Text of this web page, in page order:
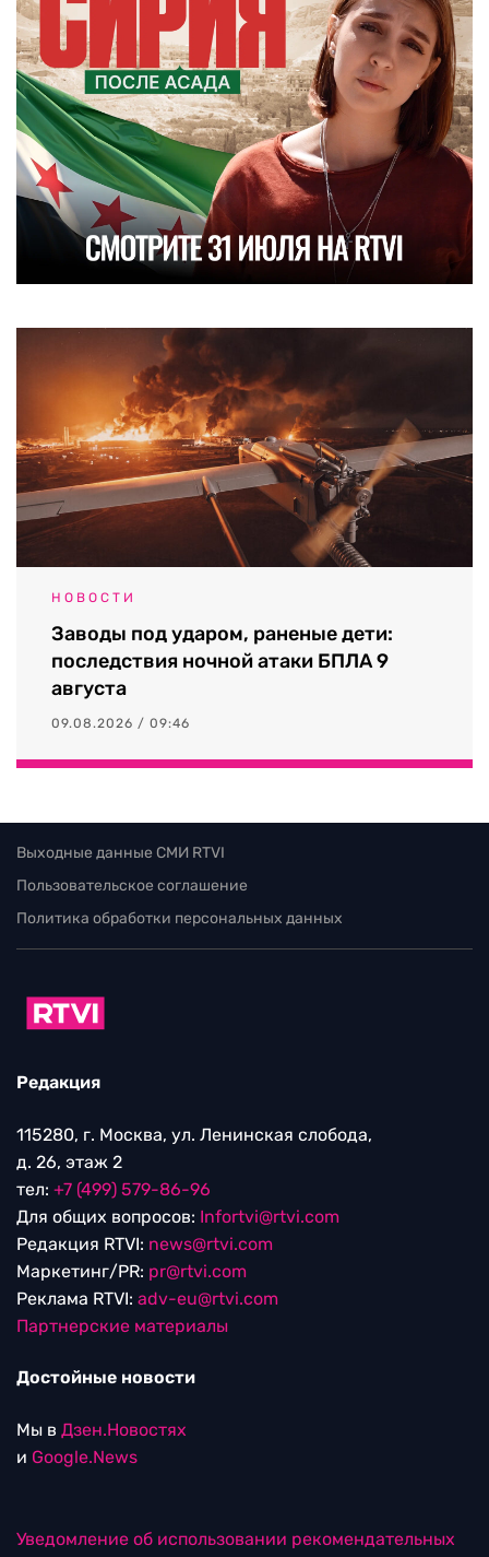
НОВОСТИ
Заводы под ударом, раненые дети:
последствия ночной атаки БПЛА 9
августа
09.08.2026 / 09:46
Выходные данные СМИ RTVI
Пользовательское соглашение
Политика обработки персональных данных
Редакция
115280, г. Москва, ул. Ленинская слобода,
д. 26, этаж 2
тел: +7 (499) 579-86-96
Для общих вопросов: Infortvi@rtvi.com
Редакция RTVI: news@rtvi.com
Маркетинг/PR: pr@rtvi.com
Реклама RTVI: adv-eu@rtvi.com
Партнерские материалы
Достойные новости
Мы в Дзен.Новостях
и Google.News
Уведомление об использовании рекомендательных